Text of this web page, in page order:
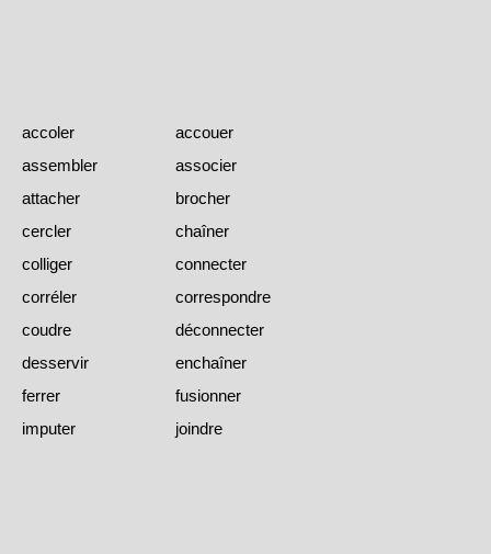
accoler
accouer
assembler
associer
attacher
brocher
cercler
chaîner
colliger
connecter
corréler
correspondre
coudre
déconnecter
desservir
enchaîner
ferrer
fusionner
imputer
joindre